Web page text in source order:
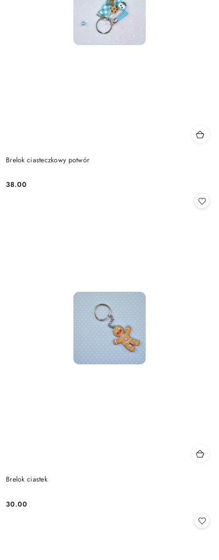
Brelok ciasteczkowy potwór
Cena:
38.00
Brelok ciastek
Cena:
30.00